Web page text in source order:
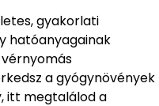
gyakorlati
hatóanyagainak
a gyógynövények
itt megtalálod a